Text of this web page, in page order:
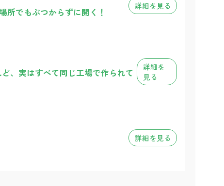
所でもぶつからずに開く！
詳細を見る
、実はすべて同じ工場で作られて
詳細を
見る
詳細を見る